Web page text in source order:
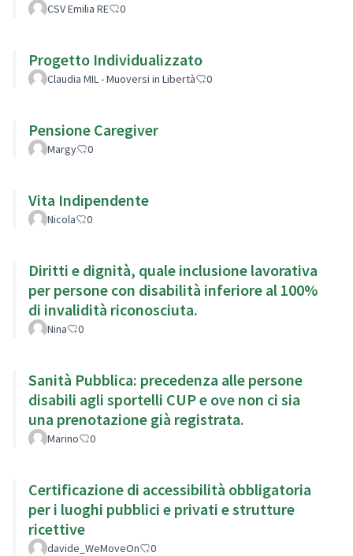
CSV Emilia RE 0
Progetto Individualizzato
Claudia MIL - Muoversi in Libertà 0
Pensione Caregiver
Margy 0
Vita Indipendente
Nicola 0
Diritti e dignità, quale inclusione lavorativa
per persone con disabilità inferiore al 100%
di invalidità riconosciuta.
Nina 0
Sanità Pubblica: precedenza alle persone
disabili agli sportelli CUP e ove non ci sia
una prenotazione già registrata.
Marino 0
Certificazione di accessibilità obbligatoria
per i luoghi pubblici e privati e strutture
ricettive
davide_WeMoveOn 0